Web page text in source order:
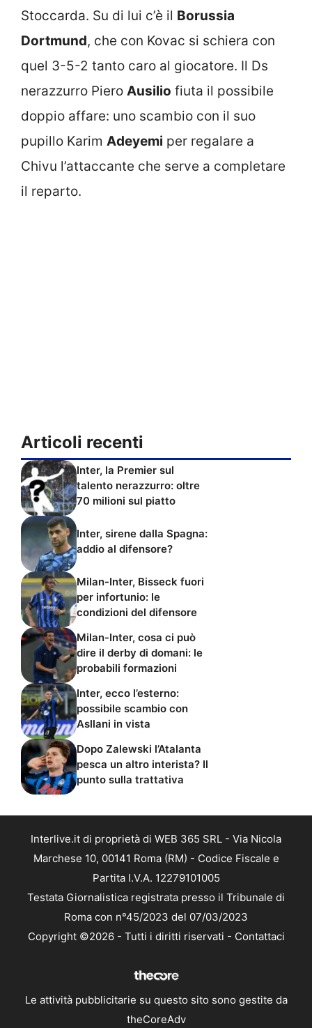
Stoccarda. Su di lui c’è il Borussia
Dortmund, che con Kovac si schiera con
quel 3-5-2 tanto caro al giocatore. Il Ds
nerazzurro Piero Ausilio fiuta il possibile
doppio affare: uno scambio con il suo
pupillo Karim Adeyemi per regalare a
Chivu l’attaccante che serve a completare
il reparto.
Articoli recenti
Inter, la Premier sul
talento nerazzurro: oltre
70 milioni sul piatto
Inter, sirene dalla Spagna:
addio al difensore?
Milan-Inter, Bisseck fuori
per infortunio: le
condizioni del difensore
Milan-Inter, cosa ci può
dire il derby di domani: le
probabili formazioni
Inter, ecco l’esterno:
possibile scambio con
Asllani in vista
Dopo Zalewski l’Atalanta
pesca un altro interista? Il
punto sulla trattativa
Interlive.it di proprietà di WEB 365 SRL - Via Nicola
Marchese 10, 00141 Roma (RM) - Codice Fiscale e
Partita I.V.A. 12279101005
Testata Giornalistica registrata presso il Tribunale di
Roma con n°45/2023 del 07/03/2023
Copyright ©2026 - Tutti i diritti riservati - Contattaci
Le attività pubblicitarie su questo sito sono gestite da
theCoreAdv